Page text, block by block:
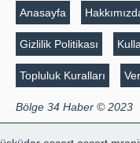
Anasayfa
Gizlilik Politikası
Topluluk Kuralları
Bölge 34 Haber © 2023